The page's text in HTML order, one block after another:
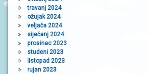
travanj 2024
ožujak 2024
veljača 2024
siječanj 2024
prosinac 2023
studeni 2023
listopad 2023
rujan 2023